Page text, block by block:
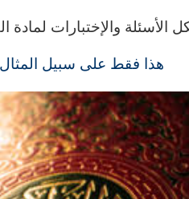
الأسئلة والإختبارات لمادة
هذا فقط على سبيل